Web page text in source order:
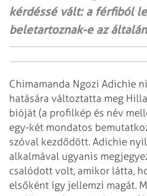
kérdéssé vált: a férfiból
beletartoznak-e az
Chimamanda Ngozi Adichie
hatására változtatta meg
bióját (a profilkép és név
egy-két mondatos
szóval kezdődött. Adichie
alkalmával ugyanis
csalódott volt, amikor látta,
elsőként így jellemzi magát.